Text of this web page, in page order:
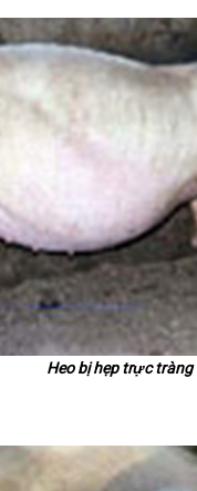
Heo bị hẹp trực tràng